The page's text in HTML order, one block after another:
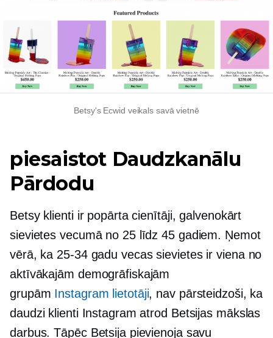
Betsy's Ecwid veikals savā vietnē
piesaistot Daudzkanālu
Pārdodu
Betsy klienti ir popārta cienītāji, galvenokārt
sievietes vecumā no 25 līdz 45 gadiem. Ņemot
vērā, ka 25-34gadu vecas sievietes ir viena no
aktīvākajām demogrāfiskajām
grupām Instagram lietotāji, nav pārsteidzoši, ka
daudzi klienti Instagram atrod Betsijas mākslas
darbus. Tāpēc Betsija pievienoja savu